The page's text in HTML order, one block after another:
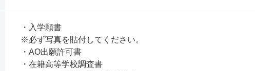
・入学願書
※必ず写真を貼付してください。
・AO出願許可書
・在籍高等学校調査書